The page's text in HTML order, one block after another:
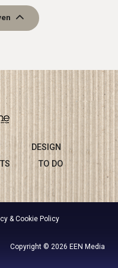
DESIGN
TO DO
Copyright © 2026 EEN Media
& Cookie Policy